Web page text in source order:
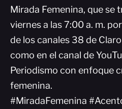
Mirada Femenina, que se
viernes a las 7:00 a. m.
de los canales 38 de
como en el canal de
Periodismo con enfoque
femenina.
#MiradaFemenina